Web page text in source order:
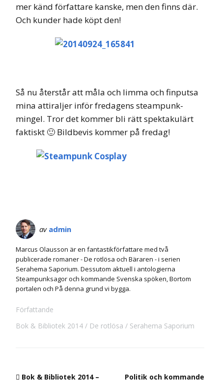
mer känd författare kanske, men den finns där.
Och kunder hade köpt den!
Så nu återstår att måla och limma och finputsa
mina attiraljer inför fredagens steampunk-
mingel. Tror det kommer bli rätt spektakulärt
faktiskt 🙂 Bildbevis kommer på fredag!
av admin
Marcus Olausson är en fantastikförfattare med två
publicerade romaner - De rotlösa och Bäraren - i serien
Serahema Saporium. Dessutom aktuell i antologierna
Steampunksagor och kommande Svenska spöken, Bortom
portalen och På denna grund vi bygga.
Författande
Bok & Bibliotek 2014
De rotlösa Serahema Saporium
Bok & Bibliotek 2014 –
Politik och kommande